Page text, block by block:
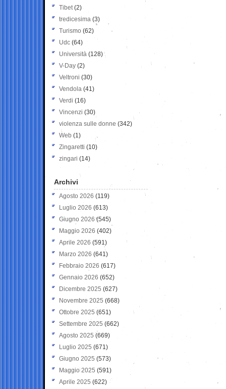
Tibet(2)
tredicesima (3)
Turismo (62)
Udc (64)
Università (128)
V-Day (2)
Veltroni (30)
Vendola (41)
Verdi (16)
Vincenzi (30)
violenza sulle donne (342)
Web (1)
Zingaretti (10)
zingari (14)
Archivi
Agosto 2026 (119)
Luglio 2026 (613)
Giugno 2026 (545)
Maggio 2026 (402)
Aprile 2026 (591)
Marzo 2026 (641)
Febbraio 2026 (617)
Gennaio 2026 (652)
Dicembre 2025 (627)
Novembre 2025 (668)
Ottobre 2025 (651)
Settembre 2025 (662)
Agosto 2025 (669)
Luglio 2025 (671)
Giugno 2025 (573)
Maggio 2025 (591)
Aprile 2025 (622)